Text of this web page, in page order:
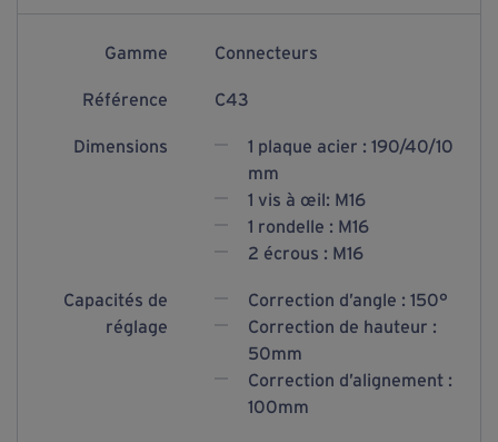
Gamme Connecteurs
Référence C43
Dimensions
1 plaque acier : 190/40/10
mm
1 vis à œil: M16
1 rondelle : M16
2 écrous : M16
Capacités de
réglage
Correction d’angle : 150°
Correction de hauteur :
50mm
Correction d’alignement :
100mm